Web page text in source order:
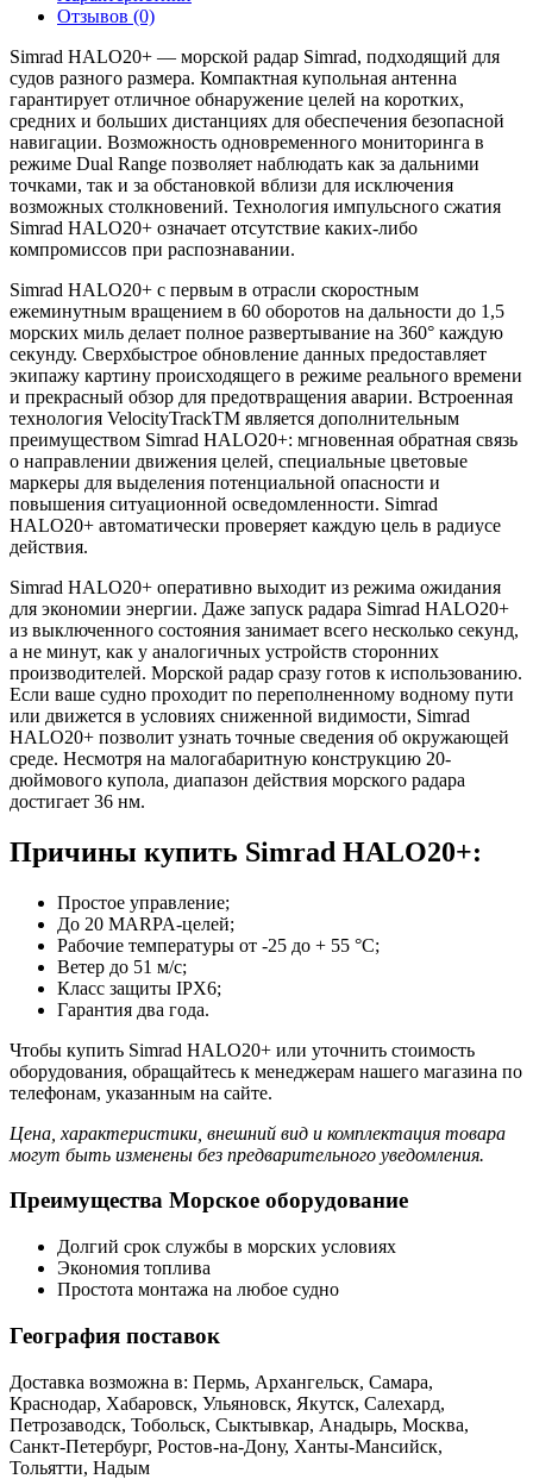
Отзывов (0)
Simrad HALO20+ — морской радар Simrad, подходящий для
судов разного размера. Компактная купольная антенна
гарантирует отличное обнаружение целей на коротких,
средних и больших дистанциях для обеспечения безопасной
навигации. Возможность одновременного мониторинга в
режиме Dual Range позволяет наблюдать как за дальними
точками, так и за обстановкой вблизи для исключения
возможных столкновений. Технология импульсного сжатия
Simrad HALO20+ означает отсутствие каких-либо
компромиссов при распознавании.
Simrad HALO20+ с первым в отрасли скоростным
ежеминутным вращением в 60 оборотов на дальности до 1,5
морских миль делает полное развертывание на 360° каждую
секунду. Сверхбыстрое обновление данных предоставляет
экипажу картину происходящего в режиме реального времени
и прекрасный обзор для предотвращения аварии. Встроенная
технология VelocityTrackTM является дополнительным
преимуществом Simrad HALO20+: мгновенная обратная связь
о направлении движения целей, специальные цветовые
маркеры для выделения потенциальной опасности и
повышения ситуационной осведомленности. Simrad
HALO20+ автоматически проверяет каждую цель в радиусе
действия.
Simrad HALO20+ оперативно выходит из режима ожидания
для экономии энергии. Даже запуск радара Simrad HALO20+
из выключенного состояния занимает всего несколько секунд,
а не минут, как у аналогичных устройств сторонних
производителей. Морской радар сразу готов к использованию.
Если ваше судно проходит по переполненному водному пути
или движется в условиях сниженной видимости, Simrad
HALO20+ позволит узнать точные сведения об окружающей
среде. Несмотря на малогабаритную конструкцию 20-
дюймового купола, диапазон действия морского радара
достигает 36 нм.
Причины купить Simrad HALO20+:
Простое управление;
До 20 MARPA-целей;
Рабочие температуры от -25 до + 55 °C;
Ветер до 51 м/с;
Класс защиты IPX6;
Гарантия два года.
Чтобы купить Simrad HALO20+ или уточнить стоимость
оборудования, обращайтесь к менеджерам нашего магазина по
телефонам, указанным на сайте.
Цена, характеристики, внешний вид и комплектация товара
могут быть изменены без предварительного уведомления.
Преимущества Морское оборудование
Долгий срок службы в морских условиях
Экономия топлива
Простота монтажа на любое судно
География поставок
Доставка возможна в: Пермь, Архангельск, Самара,
Краснодар, Хабаровск, Ульяновск, Якутск, Салехард,
Петрозаводск, Тобольск, Сыктывкар, Анадырь, Москва,
Санкт-Петербург, Ростов-на-Дону, Ханты-Мансийск,
Тольятти, Надым